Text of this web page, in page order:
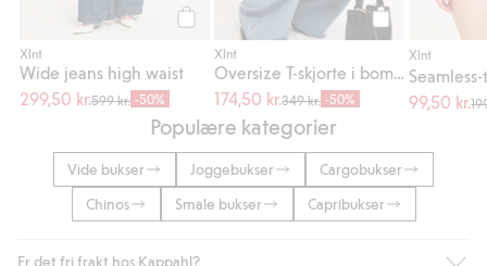
Xlnt
Wide jeans high waist
299,50 kr.599 kr. -50%
Legg til
Xlnt
174,50 kr.349 kr. -50%
Xlnt
99,50 kr.
Populære kategorier
Vide bukser Joggebukser
Cargobukser
Chinos
Smale bukser Capribukser
Er det fri frakt hos Kappahl?